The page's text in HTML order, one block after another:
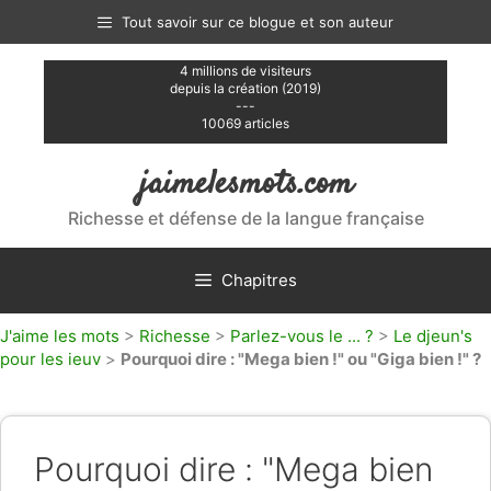
contenu
Tout savoir sur ce blogue et son auteur
4 millions de visiteurs
depuis la création (2019)
---
10069 articles
jaimelesmots.com
Richesse et défense de la langue française
Chapitres
J'aime les mots > Richesse > Parlez-vous le ... ? > Le djeun's
pour les ieuv > Pourquoi dire : "Mega bien !" ou "Giga bien !" ?
Pourquoi dire : "Mega bien